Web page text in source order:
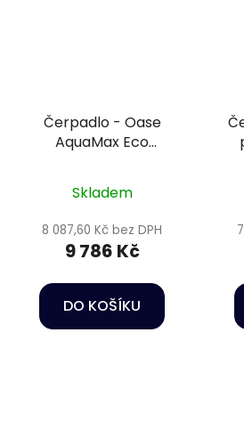
Čerpadlo - Oase
AquaMax Eco
Skladem
8 087,60 Kč bez DPH
9 786 Kč
DO KOŠÍKU